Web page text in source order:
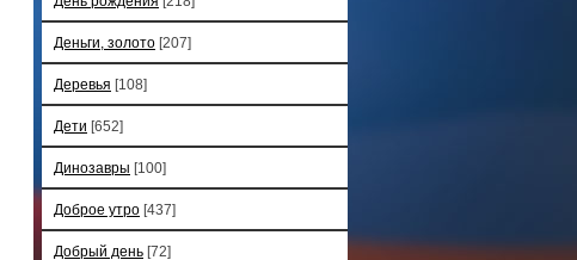
Деньги, золото [207]
Деревья [108]
Дети [652]
Динозавры [100]
Доброе утро [437]
Добрый день [72]